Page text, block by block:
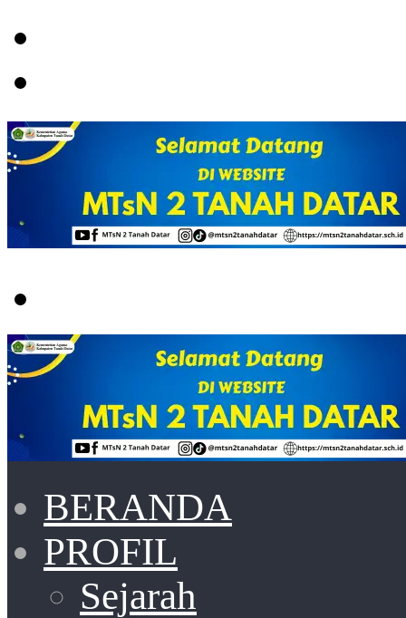
BERANDA
PROFIL
Sejarah